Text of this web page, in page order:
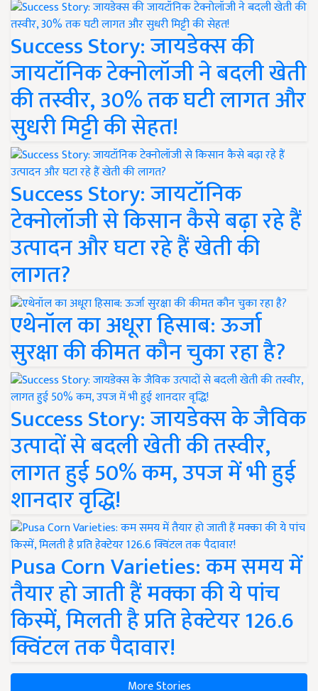
Success Story: जायडेक्स की
जायटॉनिक टेक्नोलॉजी ने बदली खेती
की तस्वीर, 30% तक घटी लागत और
सुधरी मिट्टी की सेहत!
Success Story: जायटॉनिक
टेक्नोलॉजी से किसान कैसे बढ़ा रहे हैं
उत्पादन और घटा रहे हैं खेती की
लागत?
एथेनॉल का अधूरा हिसाब: ऊर्जा
सुरक्षा की कीमत कौन चुका रहा है?
Success Story: जायडेक्स के जैविक
उत्पादों से बदली खेती की तस्वीर,
लागत हुई 50% कम, उपज में भी हुई
शानदार वृद्धि!
Pusa Corn Varieties: कम समय में
तैयार हो जाती हैं मक्का की ये पांच
किस्में, मिलती है प्रति हेक्टेयर 126.6
क्विंटल तक पैदावार!
More Stories